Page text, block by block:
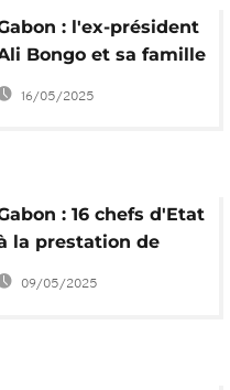
: l'ex-président
Bongo et sa famille
s'exilent en Angola
16/05/2025
: 16 chefs d'Etat
la prestation de
serment d'Oligui
09/05/2025